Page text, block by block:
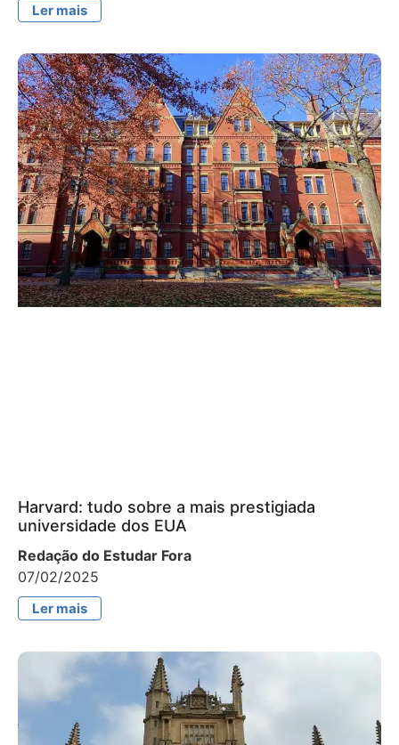
Ler mais
Harvard: tudo sobre a mais prestigiada
universidade dos EUA
Redação do Estudar Fora
07/02/2025
Ler mais